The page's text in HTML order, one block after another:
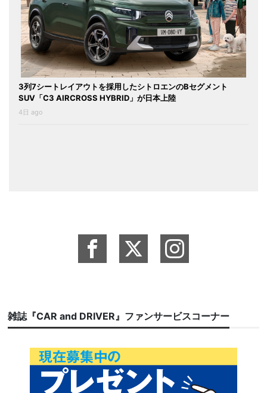
3列7シートレイアウトを採用したシトロエンのBセグメント
SUV「C3 AIRCROSS HYBRID」が日本上陸
4日 ago
雑誌『CAR and DRIVER』ファンサービスコーナー